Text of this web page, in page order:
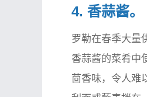
4. 香蒜酱。
罗勒在春季大量
香蒜酱的菜肴中
茴香味，令人难